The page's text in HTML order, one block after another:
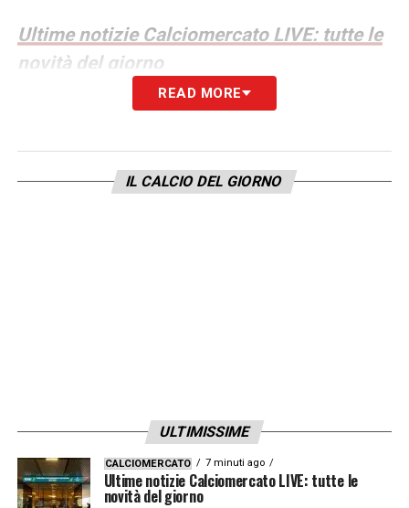
Ultime notizie Calciomercato LIVE: tutte le
novità del giorno
READ MORE
IL CALCIO DEL GIORNO
ULTIMISSIME
CALCIOMERCATO 7 minuti ago
Ultime notizie Calciomercato LIVE: tutte le
novità del giorno